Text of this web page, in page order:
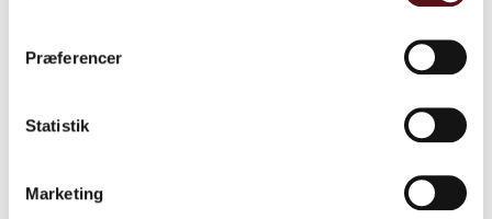
Præferencer
Statistik
Marketing
kran, hejs og stilladser
afsat plads til materialedepoter, midlertidige værksteder og
affaldscontainere